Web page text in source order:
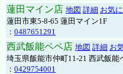
蓮田マイン店 地図 詳細 お気
蓮田市東5-8-65 蓮田マイン1F
： 0487651291
西武飯能ペペ店 地図 詳細 お
埼玉県飯能市仲町11-21 西武飯能
： 0429754001